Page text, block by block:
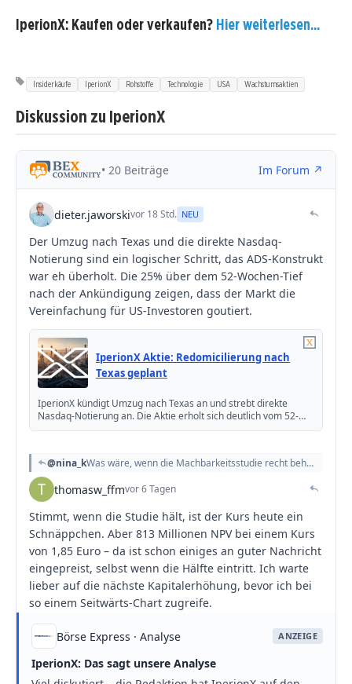
IperionX: Kaufen oder verkaufen? Hier weiterlesen...
Insiderkäufe IperionX Rohstoffe Technologie USA Wachstumsaktien
Diskussion zu IperionX